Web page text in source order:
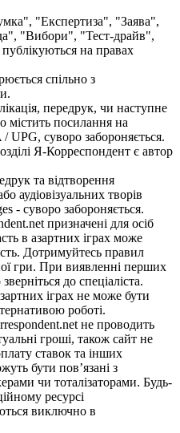
"Експертиза", "Заява",
"Вибори", "Тест-драйв",
на правах
спільно з
передрук, чи наступне
містить посилання на
UPG, суворо забороняється.
Я-Корреспондент є автор
та відтворення
аудіовізуальних творів
- суворо забороняється.
призначені для осіб
в азартних іграх може
Дотримуйтесь правил
гри. При виявленні перших
до спеціаліста.
іграх не може бути
роботі.
не проводить
гроші, також сайт не
ставок та інших
бути пов’язані з
чи тоталізаторами. Будь-
ресурсі
виключно в